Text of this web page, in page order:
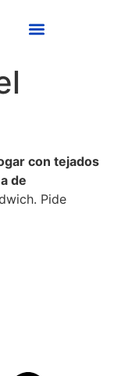
con tejados
de
Pide